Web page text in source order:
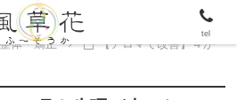
体・矯正
【アロマで改善】４か
tel